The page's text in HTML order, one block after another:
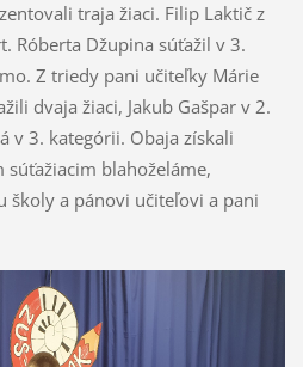
traja žiaci. Filip Laktič z
Róberta Džupina súťažil v 3.
Z triedy pani učiteľky Márie
dvaja žiaci, Jakub Gašpar v 2.
v 3. kategórii. Obaja získali
súťažiacim blahoželáme,
školy a pánovi učiteľovi a pani